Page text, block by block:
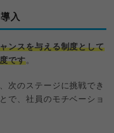
入
ンスを与える制度として
です。
次のステージに挑戦でき
で、社員のモチベーショ